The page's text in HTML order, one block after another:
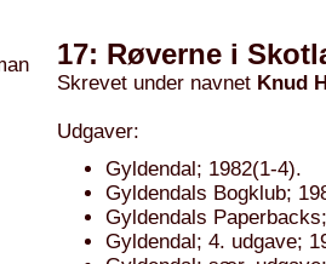
17: Røverne i
Skrevet under navnet Knud
Udgaver:
Gyldendal; 1982(1-4).
Gyldendals Bogklub;
Gyldendals
Gyldendal; 4. udgave;